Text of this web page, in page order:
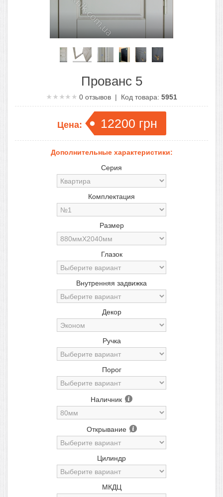
Прованс 5
0отзывов | Код товара: 5951
Цена: 12200 грн
Дополнительные характеристики:
Серия
Комплектация
Размер
Глазок
Внутренняя задвижка
Декор
Ручка
Порог
Наличник
Открывание
Цилиндр
МКДЦ